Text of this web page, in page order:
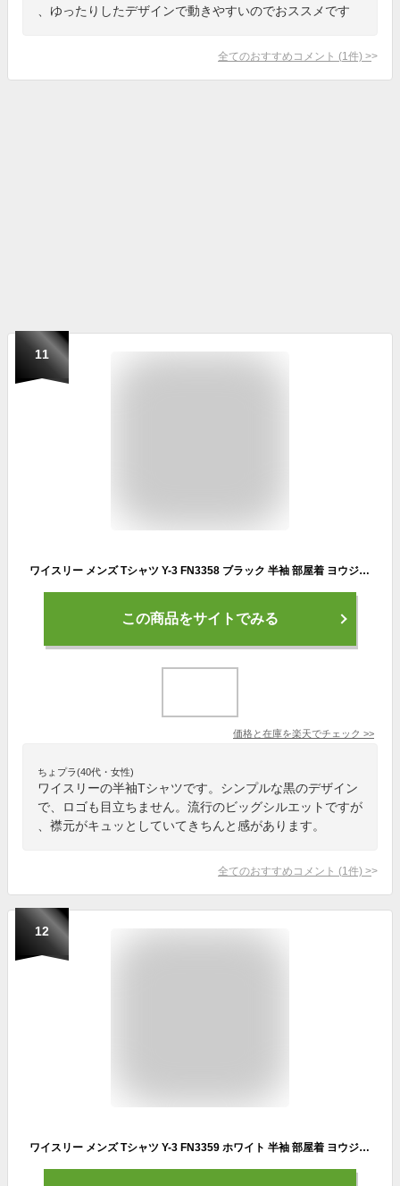
、ゆったりしたデザインで動きやすいのでおススメです
全てのおすすめコメント (1 件) >
11
ワイスリー メンズ Tシャツ Y-3 FN3358 ブラック 半袖 部屋着 ヨウジヤマモト ブランド 誕生日 プレゼント 送料無料
この商品をサイトでみる
価格と在庫を楽天でチェック >>
ちょプラ(40代・女性)
ワイスリーの半袖Tシャツです。シンプルな黒のデザイン
で、ロゴも目立ちません。流行のビッグシルエットですが
、襟元がキュッとしていてきちんと感があります。
全てのおすすめコメント (1 件) >
12
ワイスリー メンズ Tシャツ Y-3 FN3359 ホワイト 半袖 部屋着 ヨウジヤマモト ブランド 誕生日 プレゼント 送料無料